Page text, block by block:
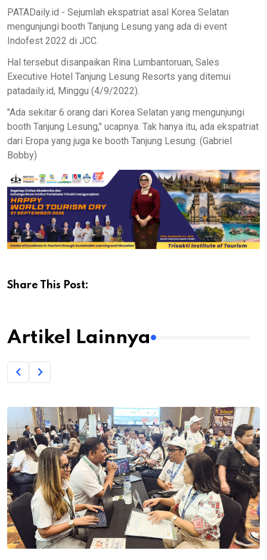
PATADaily.id - Sejumlah ekspatriat asal Korea Selatan
mengunjungi booth Tanjung Lesung yang ada di event
Indofest 2022 di JCC.
Hal tersebut disanpaikan Rina Lumbantoruan, Sales
Executive Hotel Tanjung Lesung Resorts yang ditemui
patadaily.id, Minggu (4/9/2022).
"Ada sekitar 6 orang dari Korea Selatan yang mengunjungi
booth Tanjung Lesung," ucapnya. Tak hanya itu, ada ekspatriat
dari Eropa yang juga ke booth Tanjung Lesung. (Gabriel
Bobby)
Share This Post:
Artikel Lainnya